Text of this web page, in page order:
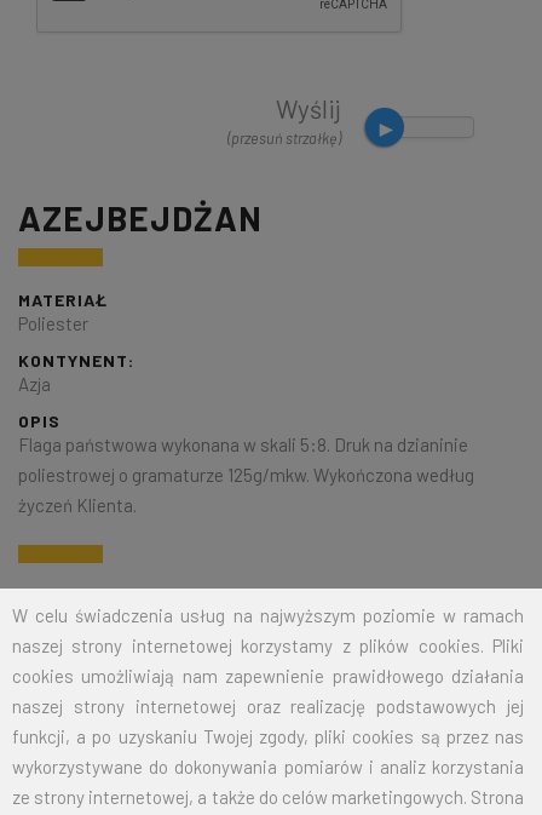
W celu świadczenia usług na najwyższym poziomie w ramach
naszej strony internetowej korzystamy z plików cookies. Pliki
cookies umożliwiają nam zapewnienie prawidłowego działania
naszej strony internetowej oraz realizację podstawowych jej
funkcji, a po uzyskaniu Twojej zgody, pliki cookies są przez nas
wykorzystywane do dokonywania pomiarów i analiz korzystania
ze strony internetowej, a także do celów marketingowych. Strona
Wyślij
(przesuń strzałkę)
AZEJBEJDŻAN
MATERIAŁ
Poliester
KONTYNENT:
Azja
OPIS
Flaga państwowa wykonana w skali 5:8. Druk na dzianinie
poliestrowej o gramaturze 125g/mkw. Wykończona według
życzeń Klienta.
flagi. Przy zamówieniu większej ilości cena zostanie wyliczona
indywidualnie.
ROZMIAR CENA NETTO CENA BRUTTO
15X24 12,50 15,38